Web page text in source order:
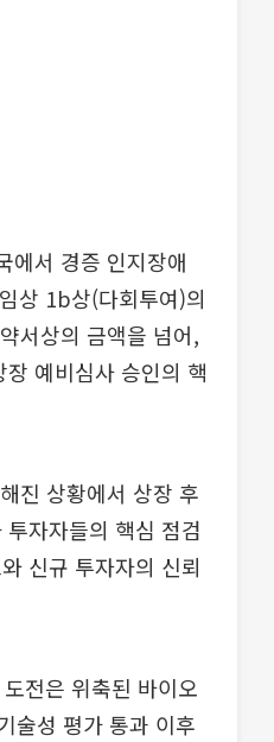
에서 경증 인지장애
상 1b상(다회투여)의
서상의 금액을 넘어,
예비심사 승인의 핵
진 상황에서 상장 후
자자들의 핵심 점검
신규 투자자의 신뢰
전은 위축된 바이오
술성 평가 통과 이후